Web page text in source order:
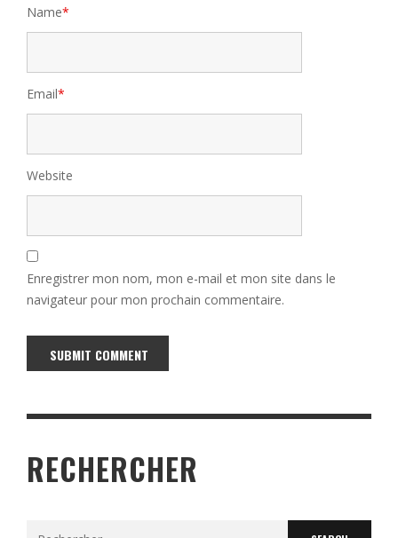
Name*
Email*
Website
Enregistrer mon nom, mon e-mail et mon site dans le
navigateur pour mon prochain commentaire.
RECHERCHER